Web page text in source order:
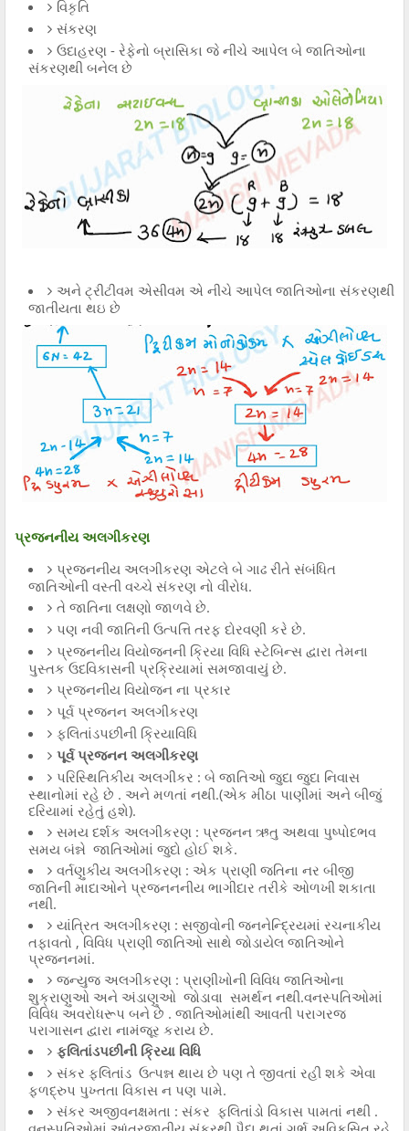
વિકૃતિ
સંકરણ
ઉદાહરણ - રેફેનો બ્રાસિકા જે નીચે આપેલ બે જાતિઓના
સંકરણથી બનેલ છે
અને ટ્રીટીવમ એસીવમ એ નીચે આપેલ જાતિઓના સંકરણથી
જાતીયતા થઇ છે
પ્રજનનીય અલગીકરણ
પ્રજનનીય અલગીકરણ એટલે બે ગાઢ રીતે સંબંધિત
જાતિઓની વસ્તી વચ્ચે સંકરણ નો વીરોધ.
તે જાતિના લક્ષણો જાળવે છે.
પણ નવી જાતિની ઉત્પત્તિ તરફ દોરવણી કરે છે.
પ્રજનનીય વિયોજનની ક્રિયા વિધિ સ્ટેબિન્સ દ્વારા તેમના
પુસ્તક ઉદવિકાસની પ્રક્રિયામાં સમજાવાયું છે.
પ્રજનનીય વિયોજન ના પ્રકાર
પૂર્વ પ્રજનન અલગીકરણ
ફલિતાંડપછીની ક્રિયાવિધિ
પૂર્વ પ્રજનન અલગીકરણ
પરિસ્થિતિકીય અલગીકર : બે જાતિઓ જુદા જુદા નિવાસ
સ્થાનોમાં રહે છે . અને મળતાં નથી.(એક મીઠા પાણીમાં અને બીજું
દરિયામાં રહેતું હશે).
સમય દર્શક અલગીકરણ : પ્રજનન ઋતુ અથવા પુષ્પોદભવ
સમય બંન્ને જાતિઓમાં જુદો હોઈ શકે.
વર્તણુકીય અલગીકરણ : એક પ્રાણી જતિના નર બીજી
જાતિની માદાઓને પ્રજનનનીય ભાગીદાર તરીકે ઓળખી શકાતા
નથી.
યાંત્રિત અલગીકરણ : સજીવોની જનનેન્દ્રિયમાં રચનાકીય
તફાવતો , વિવિધ પ્રાણી જાતિઓ સાથે જોડાયેલ જાતિઓને
પ્રજનનમાં.
જન્યુજ અલગીકરણ : પ્રાણીખોની વિવિધ જાતિઓના
શુક્રાણુઓ અને અંડાણુઓ જોડાવા સમર્થન નથી.વનસ્પતિઓમાં
વિવિધ અવરોધરૂપ બને છે . જાતિઓમાંથી આવતી પરાગરજ
પરાગાસન દ્વારા નામંજૂર કરાય છે.
ફલિતાંડપછીની ક્રિયા વિધિ
સંકર ફલિતાંડ ઉત્પન્ન થાય છે પણ તે જીવતાં રહી શકે એવા
ફળદ્રુપ પુખ્તતા વિકાસ ન પણ પામે.
સંકર અજીવનક્ષમતા : સંકર ફલિતાંડો વિકાસ પામતાં નથી .